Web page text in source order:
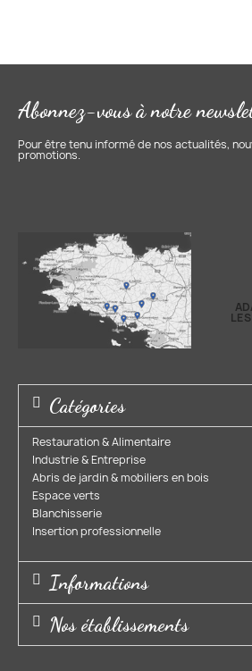
Abonnez-vous à notre
Pour être tenu informé de nos actualités,
promotions.
Catégories
Restauration & Alimentaire
Industrie & Entreprise​
Abris de jardin & mobiliers en bois​
Espace verts​
Blanchisserie​
Insertion professionnelle​
Informations
Nos établissements